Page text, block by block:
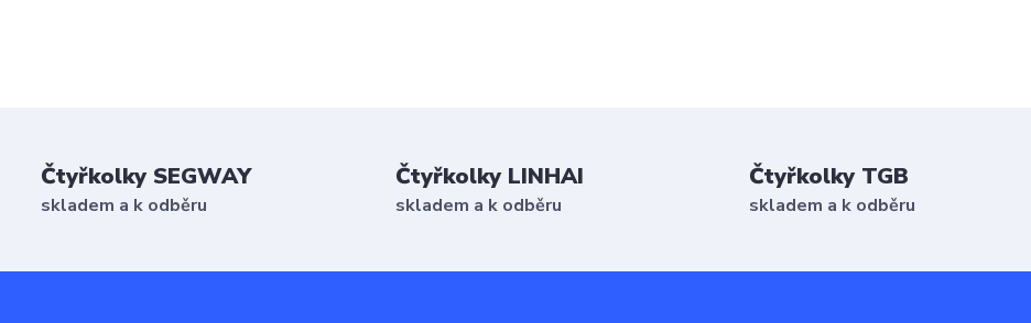
Čtyřkolky SEGWAY
skladem a k odběru
Čtyřkolky LINHAI
skladem a k odběru
Čtyřkolky TGB
skladem a k odběru